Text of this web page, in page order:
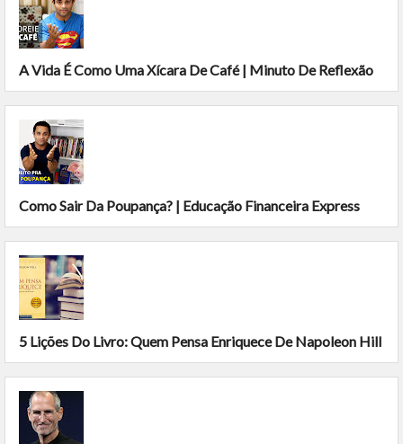
A Vida É Como Uma Xícara De Café | Minuto De Reflexão
Como Sair Da Poupança? | Educação Financeira Express
5 Lições Do Livro: Quem Pensa Enriquece De Napoleon Hill